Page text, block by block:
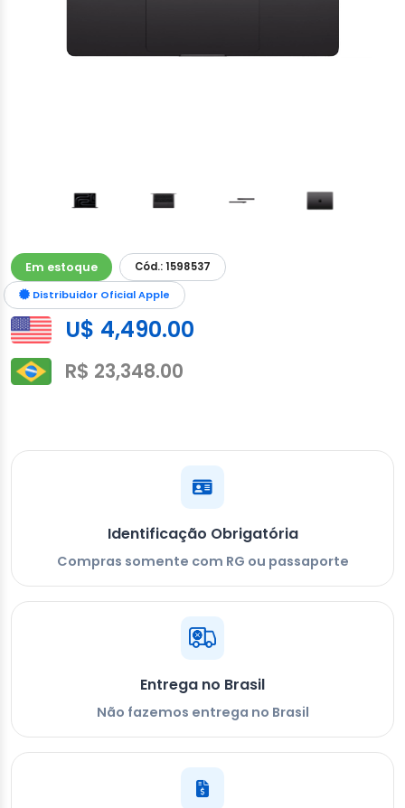
Em estoque
Cód.: 1598537
Distribuidor Oficial Apple
U$ 4,490.00
R$ 23,348.00
Identificação Obrigatória
Compras somente com RG ou passaporte
Entrega no Brasil
Não fazemos entrega no Brasil